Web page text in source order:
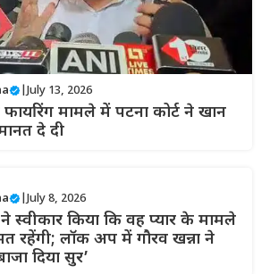
July 13, 2026
फायरिंग मामले में पटना कोर्ट ने खान
दे दी
July 8, 2026
स्वीकार किया कि वह प्यार के मामले
रहेंगी; लॉक अप में गौरव खन्ना ने
दिया सुर’